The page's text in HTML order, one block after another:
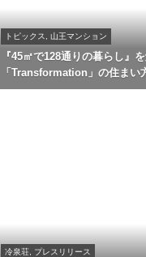
トピックス, 山王マンション
『45㎡で128通りの暮らし』
「Transformation」の住まい
冷泉荘, プレスリリース